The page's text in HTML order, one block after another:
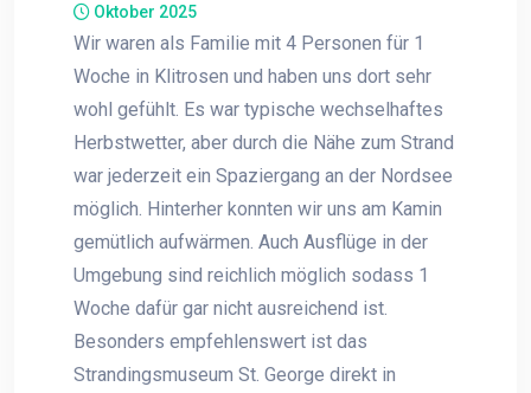
Oktober 2025
Wir waren als Familie mit 4 Personen für 1
Woche in Klitrosen und haben uns dort sehr
wohl gefühlt. Es war typische wechselhaftes
Herbstwetter, aber durch die Nähe zum Strand
war jederzeit ein Spaziergang an der Nordsee
möglich. Hinterher konnten wir uns am Kamin
gemütlich aufwärmen. Auch Ausflüge in der
Umgebung sind reichlich möglich sodass 1
Woche dafür gar nicht ausreichend ist.
Besonders empfehlenswert ist das
Strandingsmuseum St. George direkt in